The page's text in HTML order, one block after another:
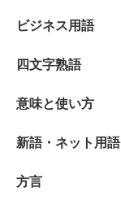
ビジネス用語
四文字熟語
意味と使い方
新語・ネット用語
方言